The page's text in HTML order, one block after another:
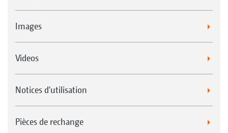
Images
Videos
Notices d'utilisation
Pièces de rechange